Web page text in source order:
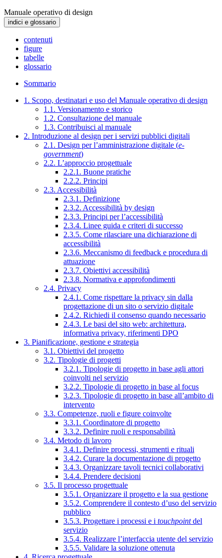
Manuale operativo di design
indici e glossario
contenuti
figure
tabelle
glossario
Sommario
1. Scopo, destinatari e uso del Manuale operativo di design
1.1. Versionamento e storico
1.2. Consultazione del manuale
1.3. Contribuisci al manuale
2. Introduzione al design per i servizi pubblici digitali
2.1. Design per l’amministrazione digitale (e-
government)
2.2. L’approccio progettuale
2.2.1. Buone pratiche
2.2.2. Principi
2.3. Accessibilità
2.3.1. Definizione
2.3.2. Accessibilità by design
2.3.3. Principi per l’accessibilità
2.3.4. Linee guida e criteri di successo
2.3.5. Come rilasciare una dichiarazione di
accessibilità
2.3.6. Meccanismo di feedback e procedura di
attuazione
2.3.7. Obiettivi accessibilità
2.3.8. Normativa e approfondimenti
2.4. Privacy
2.4.1. Come rispettare la privacy sin dalla
progettazione di un sito o servizio digitale
2.4.2. Richiedi il consenso quando necessario
2.4.3. Le basi del sito web: architettura,
informativa privacy, riferimenti DPO
3. Pianificazione, gestione e strategia
3.1. Obiettivi del progetto
3.2. Tipologie di progetti
3.2.1. Tipologie di progetto in base agli attori
coinvolti nel servizio
3.2.2. Tipologie di progetto in base al focus
3.2.3. Tipologie di progetto in base all’ambito di
intervento
3.3. Competenze, ruoli e figure coinvolte
3.3.1. Coordinatore di progetto
3.3.2. Definire ruoli e responsabilità
3.4. Metodo di lavoro
3.4.1. Definire processi, strumenti e rituali
3.4.2. Curare la documentazione di progetto
3.4.3. Organizzare tavoli tecnici collaborativi
3.4.4. Prendere decisioni
3.5. Il processo progettuale
3.5.1. Organizzare il progetto e la sua gestione
3.5.2. Comprendere il contesto d’uso del servizio
pubblico
3.5.3. Progettare i processi e i touchpointdel
servizio
3.5.4. Realizzare l’interfaccia utente del servizio
3.5.5. Validare la soluzione ottenuta